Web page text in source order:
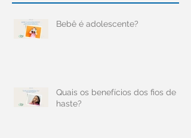
Bebê é adolescente?
Quais os benefícios dos fios de
haste?